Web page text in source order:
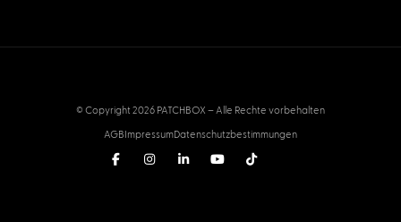
© Copyright 2026 PATCHBOX – Alle Rechte vorbehalten
AGB ImpressumDatenschutzbestimmungen